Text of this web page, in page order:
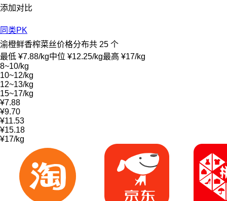
添加对比
同类PK
渝橙鲜香榨菜丝价格分布共 25 个
最低 ¥7.88/kg中位 ¥12.25/kg最高 ¥17/kg
8~10/kg
10~12/kg
12~13/kg
15~17/kg
¥7.88
¥9.70
¥11.53
¥15.18
¥17/kg